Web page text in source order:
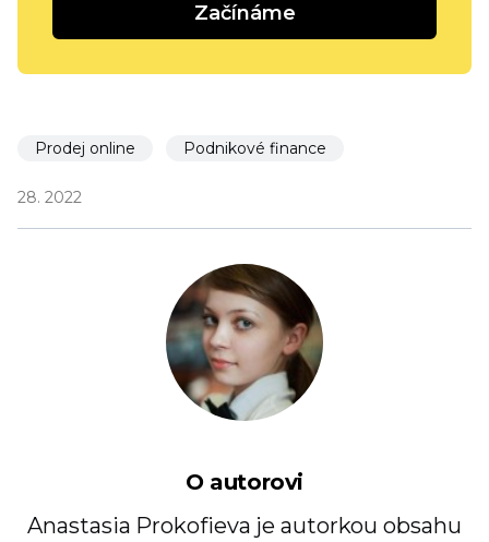
Začínáme
Prodej online Podnikové finance
28. 2022
O autorovi
Anastasia Prokofieva je autorkou obsahu